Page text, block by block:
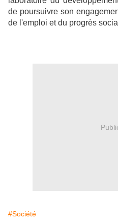
de poursuivre son
de l'emploi et du progrès
#Société